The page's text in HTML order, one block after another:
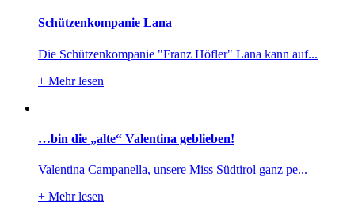
Schützenkompanie Lana
Die Schützenkompanie "Franz Höfler" Lana kann auf...
+ Mehr lesen
…bin die „alte“ Valentina geblieben!
Valentina Campanella, unsere Miss Südtirol ganz pe...
+ Mehr lesen